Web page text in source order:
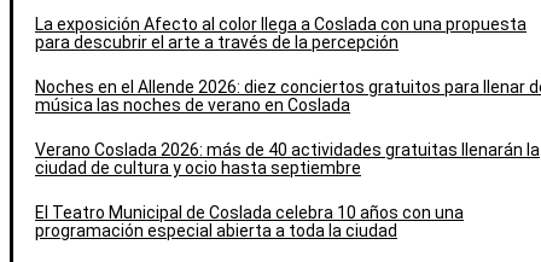
La exposición Afecto al color llega a Coslada con una propuesta
para descubrir el arte a través de la percepción
Noches en el Allende 2026: diez conciertos gratuitos para llenar
música las noches de verano en Coslada
Verano Coslada 2026: más de 40 actividades gratuitas llenarán la
ciudad de cultura y ocio hasta septiembre
El Teatro Municipal de Coslada celebra 10 años con una
programación especial abierta a toda la ciudad